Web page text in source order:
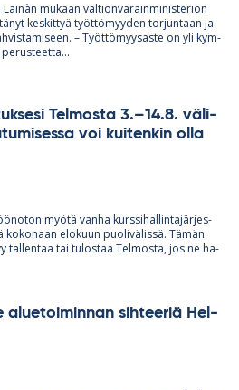
mu­kaan val­tion­va­rain­mi­nis­te­riön
kes­kit­tyä työt­tö­myy­den tor­jun­taan ja
– Työt­tö­myy­saste on yli kym­
Tel­mosta 3.–14.8. vä­li­
voi kui­ten­kin olla
myötä vanha kurs­si­hal­lin­ta­jär­jes­
elo­kuun puo­li­vä­lissä. Tä­män
tal­len­taa tai tu­los­taa Tel­mosta, jos ne ha­
alue­toi­min­nan sih­tee­riä Hel­